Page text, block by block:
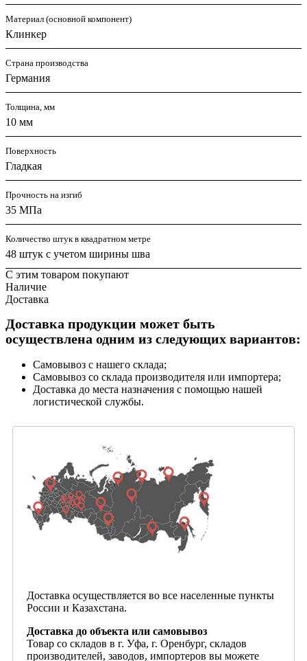
Материал (основной компонент)
Клинкер
Страна производства
Германия
Толщина, мм
10 мм
Поверхность
Гладкая
Прочность на изгиб
35 МПа
Количество штук в квадратном метре
48 штук с учетом ширины шва
С этим товаром покупают
Наличие
Доставка
Доставка продукции может быть
осуществлена одним из следующих вариантов:
Самовывоз с нашего склада;
Самовывоз со склада производителя или импортера;
Доставка до места назначения с помощью нашей
логистической службы.
Доставка осуществляется во все населенные пункты
России и Казахстана.
Доставка до объекта или самовывоз
Товар со складов в г. Уфа, г. Оренбург, складов
производителей, заводов, импортеров вы можете